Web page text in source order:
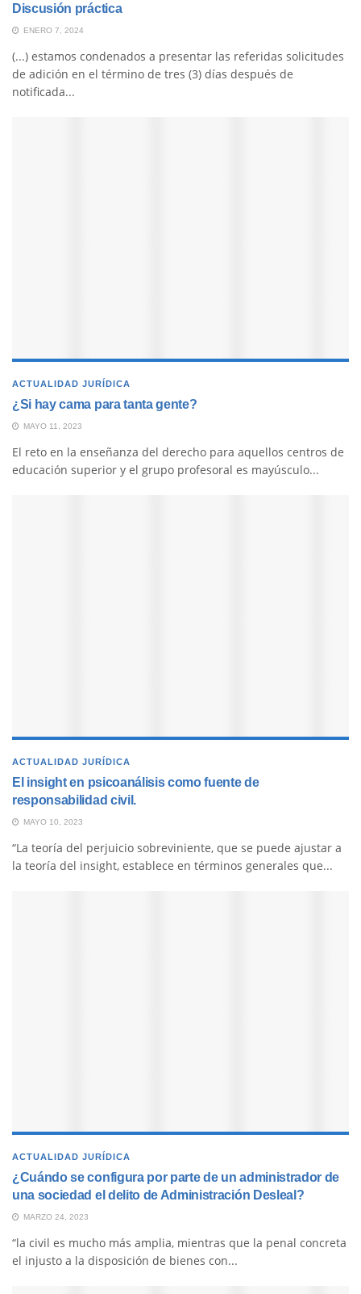
Discusión práctica
ENERO 7, 2024
(...) estamos condenados a presentar las referidas solicitudes
de adición en el término de tres (3) días después de
notificada...
ACTUALIDAD JURÍDICA
¿Si hay cama para tanta gente?
MAYO 11, 2023
El reto en la enseñanza del derecho para aquellos centros de
educación superior y el grupo profesoral es mayúsculo...
ACTUALIDAD JURÍDICA
El insight en psicoanálisis como fuente de
responsabilidad civil.
MAYO 10, 2023
“La teoría del perjuicio sobreviniente, que se puede ajustar a
la teoría del insight, establece en términos generales que...
ACTUALIDAD JURÍDICA
¿Cuándo se configura por parte de un administrador de
una sociedad el delito de Administración Desleal?
MARZO 24, 2023
“la civil es mucho más amplia, mientras que la penal concreta
el injusto a la disposición de bienes con...